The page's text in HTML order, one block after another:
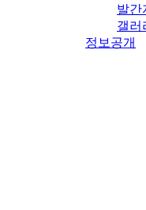
발간
갤러
정보공개